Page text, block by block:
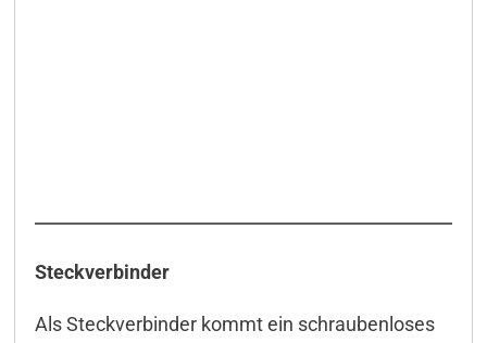
Steckverbinder
Als Steckverbinder kommt ein schraubenloses